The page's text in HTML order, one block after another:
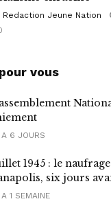
Redaction Jeune Nation
vous
6 JOURS
1945 : le naufrage
six jours
1 SEMAINE